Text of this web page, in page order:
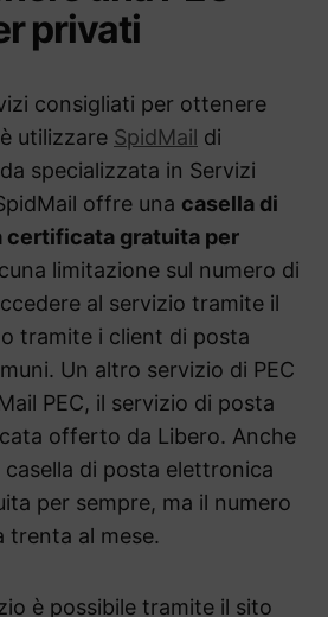
privati
consigliati per ottenere
utilizzare SpidMail di
specializzata in Servizi
offre una casella di
certificata gratuita per
limitazione sul numero di
al servizio tramite il
tramite i client di posta
Un altro servizio di PEC
PEC, il servizio di posta
offerto da Libero. Anche
di posta elettronica
per sempre, ma il numero
trenta al mese.
è possibile tramite il sito